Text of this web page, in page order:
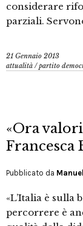
considerare
parziali.
21 Gennaio 2013
attualità /partito
«Ora
Francesca
Pubblicato da
«L’Italia è sulla
percorrere è